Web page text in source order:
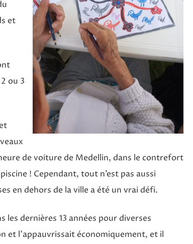
et
ou 3
de voiture de Medellin, dans le contrefort
! Cependant, tout n’est pas aussi
en dehors de la ville a été un vrai défi.
les dernières 13 années pour diverses
et l’appauvrissait économiquement, et il